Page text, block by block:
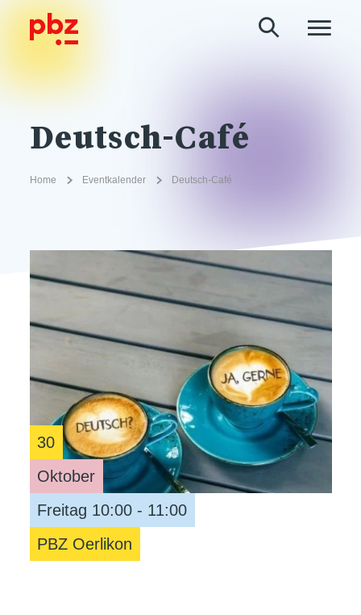
Deutsch-Café
Home Eventkalender Deutsch-Café
30
Oktober
Freitag 10:00 - 11:00
PBZ Oerlikon